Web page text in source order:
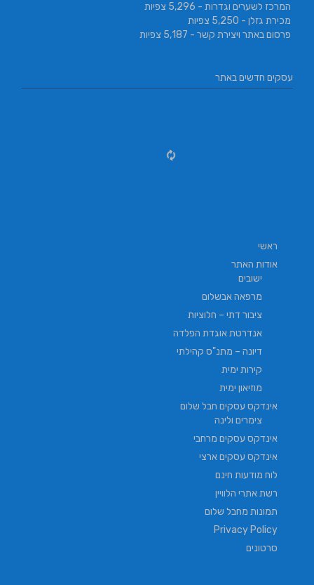
המרכז לשערים וגדרות - 5,296 צפיות
מכירת גזלן - 5,250 צפיות
פרסום באתר ויצירת קשר - 5,187 צפיות
עסקים חדשים באתר
ראשי
אודות האתר
ישובים
מרפאה אבשלום
ציבור דתי – חלוציות
אנדרטת אוגדת הפלדה
דיונה – מתנ"ס קהילתי
קירות ימית
מוזיאון ימית
אינדקס עסקים חבל שלום
צימרים ולינה
אינדקס עסקים מרחבי
אינדקס עסקים ארצי
לוח מודעות חינם
רשת אתרי הלוויין
תמונות מחבל שלום
Privacy Policy
סרטונים